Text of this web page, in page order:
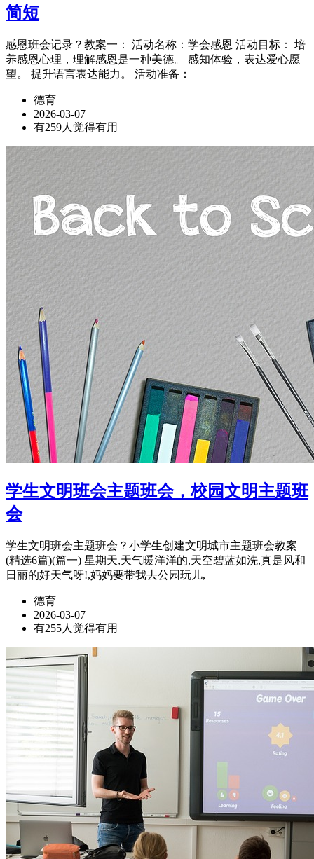
简短
感恩班会记录？教案一： 活动名称：学会感恩 活动目标： 培
养感恩心理，理解感恩是一种美德。 感知体验，表达爱心愿
望。 提升语言表达能力。 活动准备：
德育
2026-03-07
有259人觉得有用
学生文明班会主题班会，校园文明主题班
会
学生文明班会主题班会？小学生创建文明城市主题班会教案
(精选6篇)(篇一) 星期天,天气暖洋洋的,天空碧蓝如洗,真是风和
日丽的好天气呀!,妈妈要带我去公园玩儿,
德育
2026-03-07
有255人觉得有用